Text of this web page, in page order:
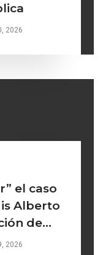
2026
el caso
Alberto
de
2026